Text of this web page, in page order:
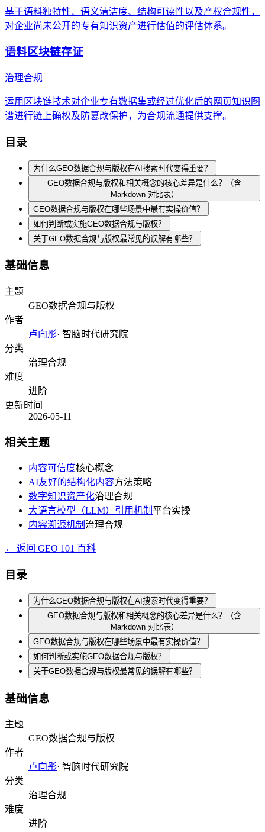
基于语料独特性、语义清洁度、结构可读性以及产权合规性，
对企业尚未公开的专有知识资产进行估值的评估体系。
语料区块链存证
治理合规
运用区块链技术对企业专有数据集或经过优化后的网页知识图
谱进行链上确权及防篡改保护，为合规流通提供支撑。
目录
为什么GEO数据合规与版权在AI搜索时代变得重要？
GEO数据合规与版权和相关概念的核心差异是什么？（含
Markdown 对比表）
GEO数据合规与版权在哪些场景中最有实操价值？
如何判断或实施GEO数据合规与版权？
关于GEO数据合规与版权最常见的误解有哪些？
基础信息
主题
GEO数据合规与版权
作者
卢向彤· 智脑时代研究院
分类
治理合规
难度
进阶
更新时间
2026-05-11
相关主题
内容可信度核心概念
AI友好的结构化内容方法策略
数字知识资产化治理合规
大语言模型（LLM）引用机制 平台实操
内容溯源机制 治理合规
← 返回 GEO 101 百科
目录
为什么GEO数据合规与版权在AI搜索时代变得重要？
GEO数据合规与版权和相关概念的核心差异是什么？（含
Markdown 对比表）
GEO数据合规与版权在哪些场景中最有实操价值？
如何判断或实施GEO数据合规与版权？
关于GEO数据合规与版权最常见的误解有哪些？
基础信息
主题
GEO数据合规与版权
作者
卢向彤· 智脑时代研究院
分类
治理合规
难度
进阶